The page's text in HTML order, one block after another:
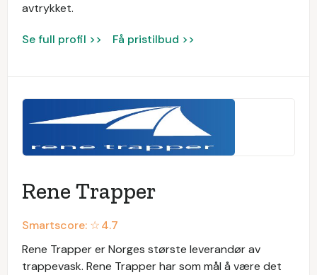
avtrykket.
Se full profil >> Få pristilbud >>
Rene Trapper
Smartscore: ☆4.7
Rene Trapper er Norges største leverandør av
trappevask. Rene Trapper har som mål å være det